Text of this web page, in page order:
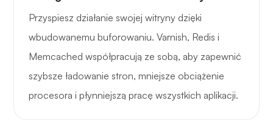
Zastanawiać się
Playtube
Przyspiesz działanie swojej witryny dzięki
wbudowanemu buforowaniu. Varnish, Redis i
Memcached współpracują ze sobą, aby zapewnić
szybsze ładowanie stron, mniejsze obciążenie
procesora i płynniejszą pracę wszystkich aplikacji.